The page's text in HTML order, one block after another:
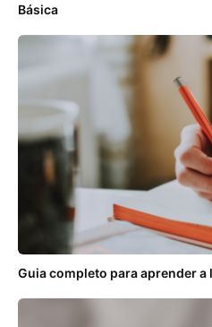
Básica
Guia completo para aprender a